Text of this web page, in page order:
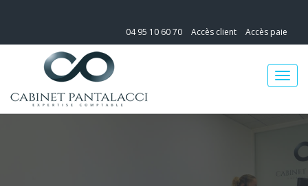
04 95 10 60 70 Accès client Accès paie